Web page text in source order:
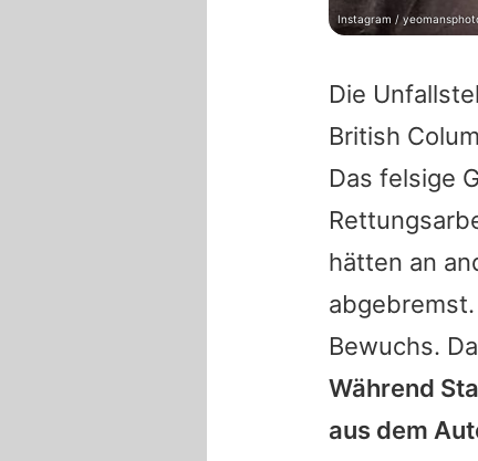
Die
British
Das felsige
hätten an
Bewuchs.
Während
aus dem
Instagram /